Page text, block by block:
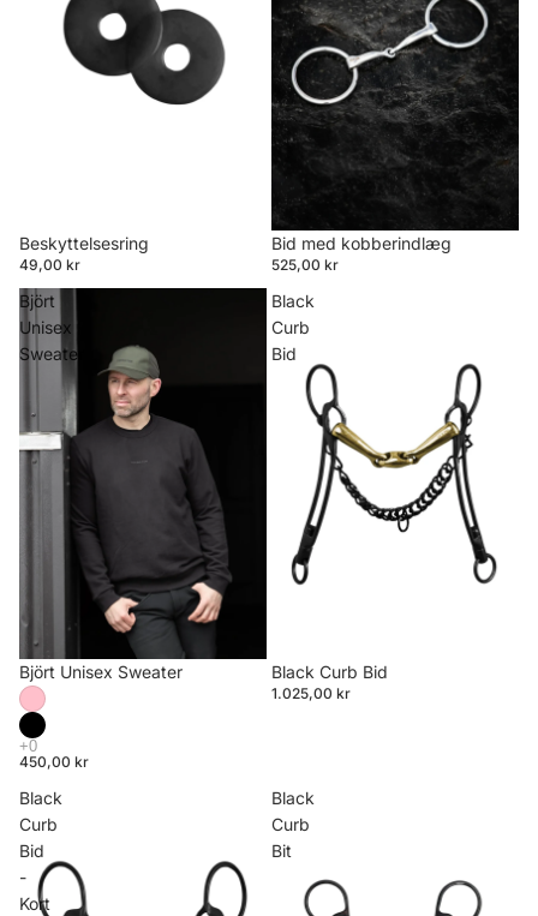
Beskyttelsesring
49,00 kr
Bid med kobberindlæg
525,00 kr
Björt
Unisex
Sweater
Björt Unisex Sweater
450,00 kr
Black
Curb
Bid
Black Curb Bid
1.025,00 kr
Black
Curb
Bid
-
Kort
Black
Curb
Bit